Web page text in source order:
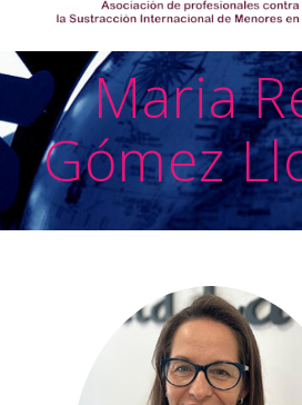
Maria
Gómez